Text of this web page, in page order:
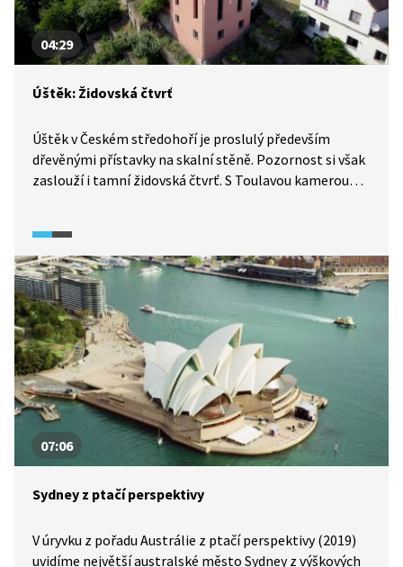
04:29
Úštěk: Židovská čtvrť
Úštěk v Českém středohoří je proslulý především
dřevěnými přístavky na skalní stěně. Pozornost si však
zaslouží i tamní židovská čtvrť. S Toulavou kamerou
jak vypadalo místní vzdělávání.
07:06
Sydney z ptačí perspektivy
V úryvku z pořadu Austrálie z ptačí perspektivy (2019)
uvidíme největší australské město Sydney z výškových